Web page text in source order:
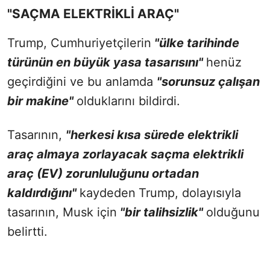
"SAÇMA ELEKTRİKLİ ARAÇ"
Trump, Cumhuriyetçilerin "ülke tarihinde
türünün en büyük yasa tasarısını" henüz
geçirdiğini ve bu anlamda "sorunsuz çalışan
bir makine" olduklarını bildirdi.
Tasarının, "herkesi kısa sürede elektrikli
araç almaya zorlayacak saçma elektrikli
araç (EV) zorunluluğunu ortadan
kaldırdığını" kaydeden Trump, dolayısıyla
tasarının, Musk için "bir talihsizlik" olduğunu
belirtti.